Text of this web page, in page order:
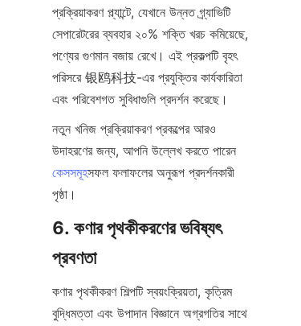
প্রক্রিয়াকরণ প্ল্যান্টে, যেখানে উন্নত গ্র্যাভিটি
সেপারেটরের ব্যবহার ২০% শক্তি খরচ কমিয়েছে,
পণ্যের গুণমান বজায় রেখে। এই প্রকল্পটি বৃহৎ
পরিসরে 银鸥科技-এর প্রযুক্তির কার্যকারিতা
এবং পরিবেশগত সুবিধাগুলি প্রদর্শন করেছে।
নতুন খনিজ প্রক্রিয়াকরণ প্রকল্পের আরও
কেসসমূহসফল ফলাফলের অনুরূপ প্রদর্শনকারী
পৃষ্ঠা।
6. কণার পৃথকীকরণের ভবিষ্যৎ
প্রবণতা
কণার পৃথকীকরণ শিল্পটি স্বয়ংক্রিয়তা, কৃত্রিম
বুদ্ধিমত্তা এবং উপাদান বিজ্ঞানে অগ্রগতির সাথে